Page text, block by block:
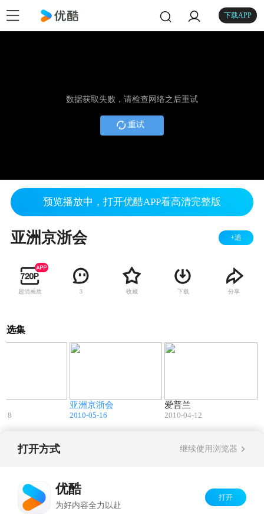
下载APP
数据获取失败，请检查网络之后重试
重试
预览播放中，打开优酷APP看高清完整版
亚洲京浙会 +追
超清画质 3 收藏 下载 分享
选集
18
亚洲京浙会
2010-05-16
爱普兰
2010-04-12
版权所有
打开方式 继续使用浏览器
优酷
为好内容全力以赴
打开